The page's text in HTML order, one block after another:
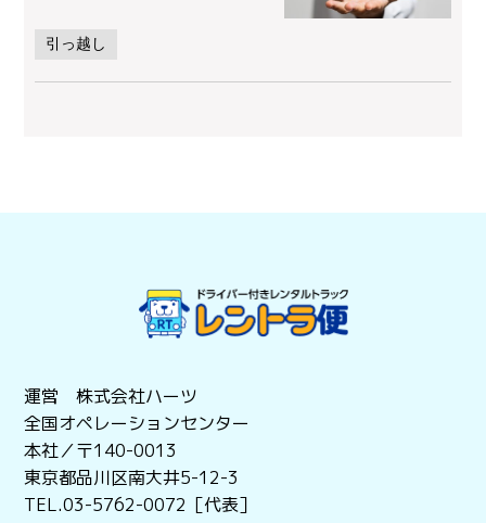
引っ越し
運営 株式会社ハーツ
全国オペレーションセンター
本社／〒140-0013
東京都品川区南大井5-12-3
TEL.03-5762-0072［代表］